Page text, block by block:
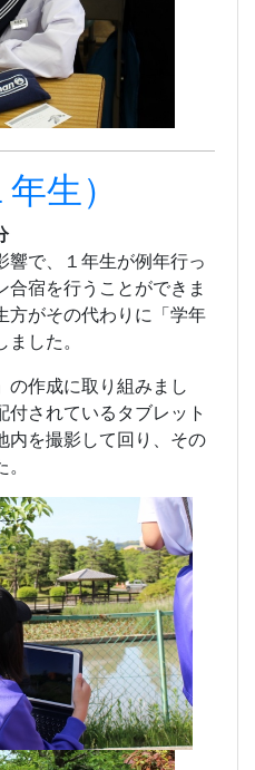
生）
で、１年生が例年行っ
合宿を行うことができま
方がその代わりに「学年
した。
作成に取り組みまし
付されているタブレット
内を撮影して回り、その